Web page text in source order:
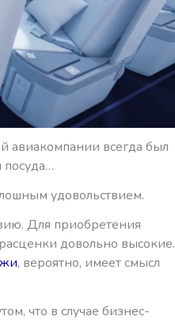
авиакомпании всегда был
удовольствием.
Для приобретения
довольно высокие.
, вероятно, имеет смысл
что в случае бизнес-